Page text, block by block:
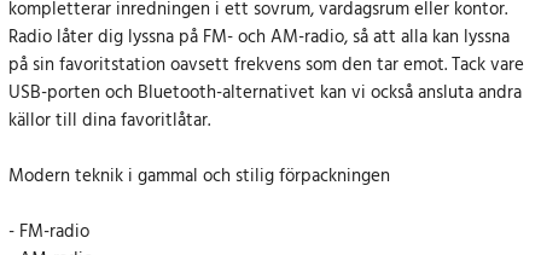
kompletterar inredningen i ett sovrum, vardagsrum eller kontor.
Radio låter dig lyssna på FM- och AM-radio, så att alla kan lyssna
på sin favoritstation oavsett frekvens som den tar emot. Tack vare
USB-porten och Bluetooth-alternativet kan vi också ansluta andra
källor till dina favoritlåtar.
Modern teknik i gammal och stilig förpackningen
- FM-radio